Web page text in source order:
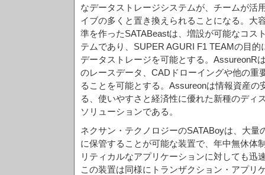
なデータストレージシステムが、チームが活
イブの多くと置き換えられることになる。大
準を作ったSATABeastは、増設が可能なコス
テムであり、SUPER AGURI F1 TEAMの目
データストレージを可能とする。AssureonR
のレースデータ、CADドローイングや他の重
ることを可能とする。Assureonは情報資産の
る、使いやすさと経済性に優れた新種のディ
ソリューションである。
ネクサン・テクノロジーのSATABoyは、大量
に保管することが可能な装置で、年中無休体
リティカルなアプリケーションに対しても迅
この装置は同様にトランザクション・アプリ